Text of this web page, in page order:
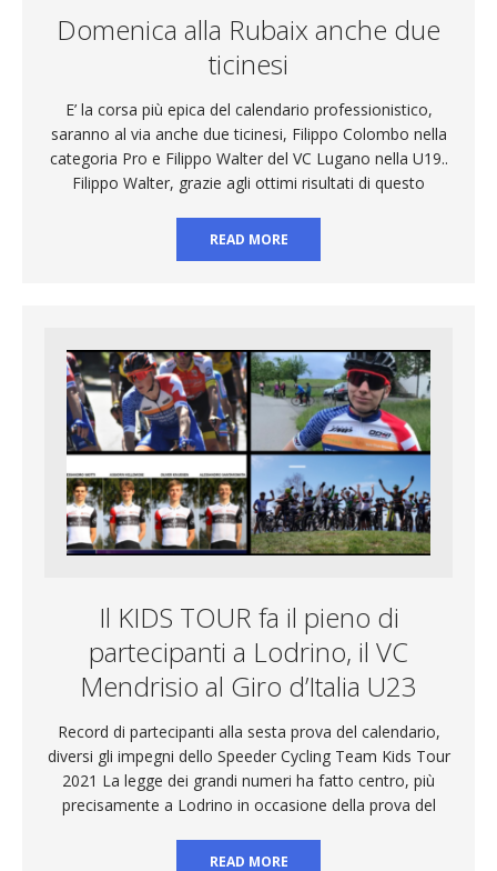
Domenica alla Rubaix anche due
ticinesi
E’ la corsa più epica del calendario professionistico,
saranno al via anche due ticinesi, Filippo Colombo nella
categoria Pro e Filippo Walter del VC Lugano nella U19..
Filippo Walter, grazie agli ottimi risultati di questo
READ MORE
Il KIDS TOUR fa il pieno di
partecipanti a Lodrino, il VC
Mendrisio al Giro d’Italia U23
Record di partecipanti alla sesta prova del calendario,
diversi gli impegni dello Speeder Cycling Team Kids Tour
2021 La legge dei grandi numeri ha fatto centro, più
precisamente a Lodrino in occasione della prova del
READ MORE